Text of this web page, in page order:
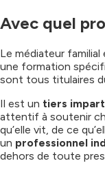
Avec quel
Le médiateur familial
une formation
sont tous titulaires
Il est un tiers
attentif à soutenir
qu’elle vit, de ce
un professionnel
dehors de toute